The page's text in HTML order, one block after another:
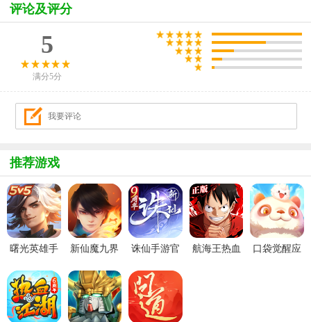
评论及评分
5
满分5分
推荐游戏
曙光英雄手
版
新仙魔九界
方正版
诛仙手游官
航海王热血
口袋觉醒应